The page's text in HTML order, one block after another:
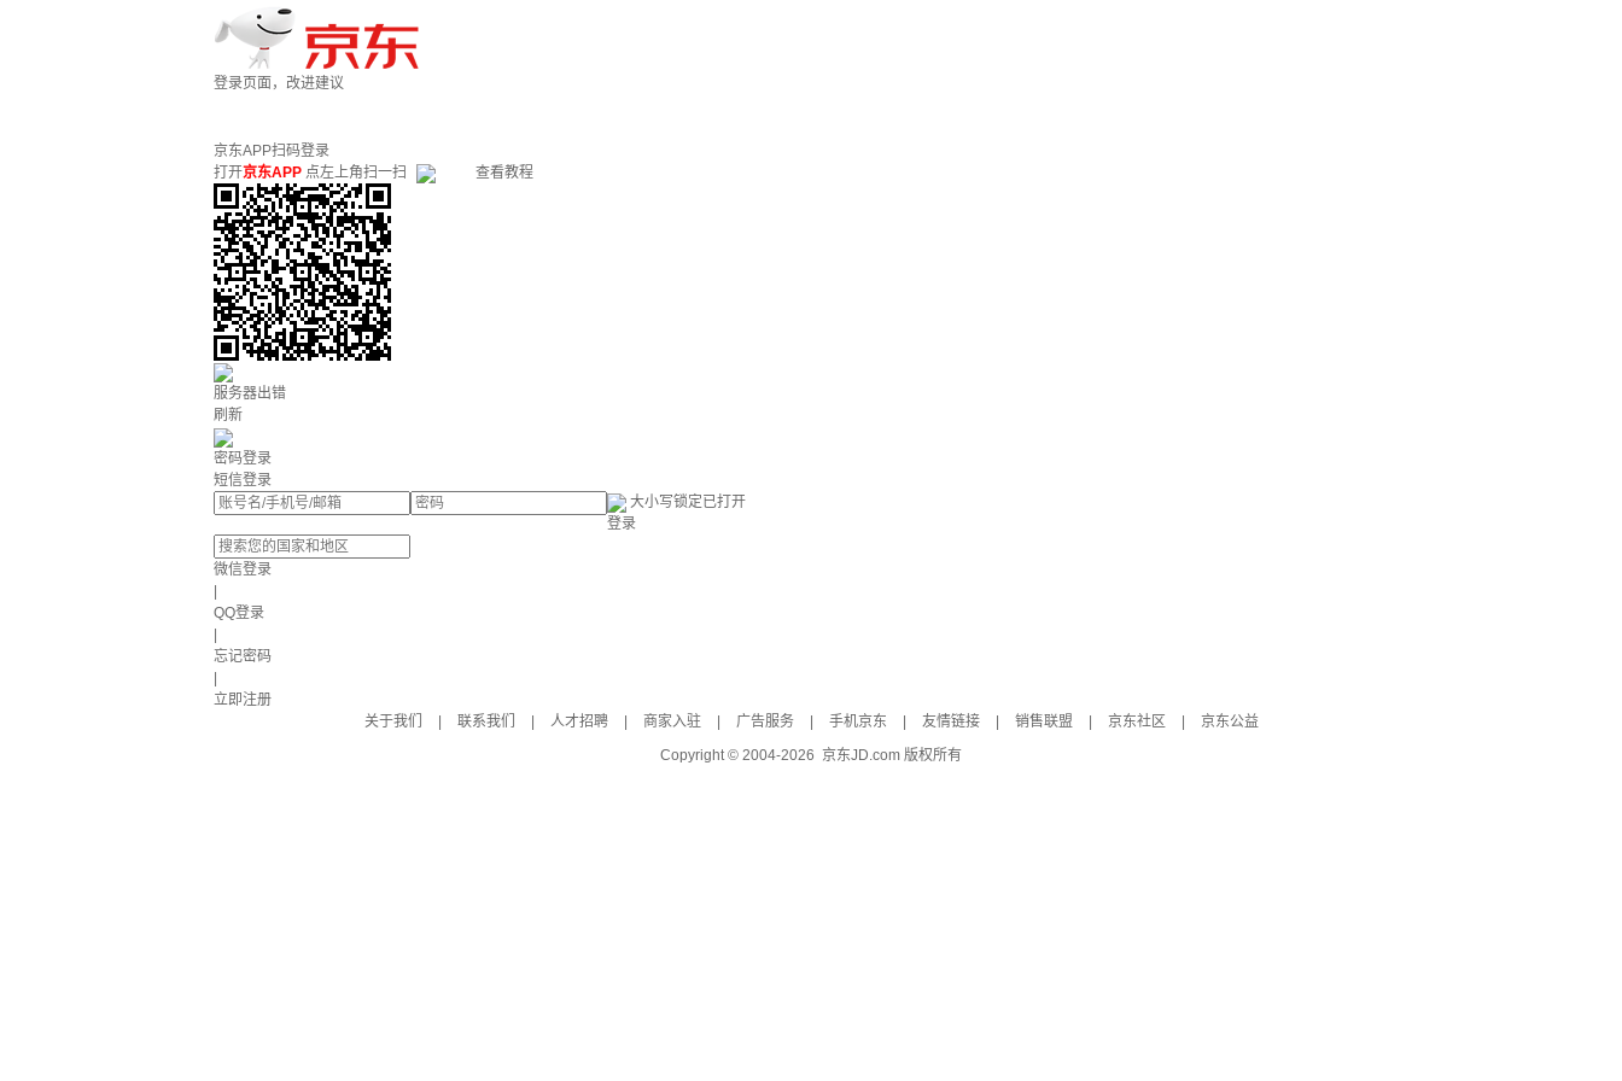
登录页面，改进建议
京东APP扫码登录
打开京东APP 点左上角扫一扫 查看教程
服务器出错
刷新
密码登录
短信登录
大小写锁定已打开
登录
微信登录
QQ登录
忘记密码
立即注册
关于我们
联系我们 人才招聘 商家入驻 广告服务 手机京东 友情链接 销售联盟 京东社区
京东公益
Copyright © 2004-2026 京东JD.com 版权所有